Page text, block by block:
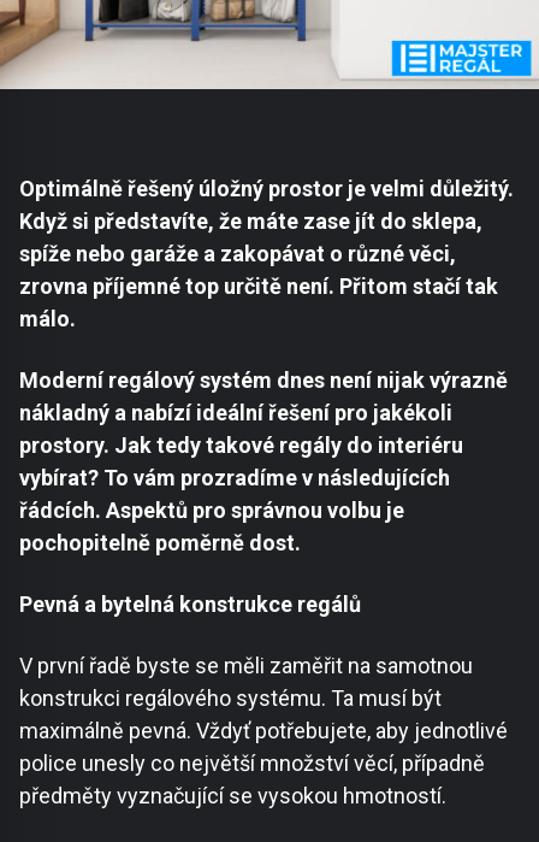
Optimálně řešený úložný prostor je velmi důležitý.
Když si představíte, že máte zase jít do sklepa,
spíže nebo garáže a zakopávat o různé věci,
zrovna příjemné top určitě není. Přitom stačí tak
málo.
Moderní regálový systém dnes není nijak výrazně
nákladný a nabízí ideální řešení pro jakékoli
prostory. Jak tedy takové regály do interiéru
vybírat? To vám prozradíme v následujících
řádcích. Aspektů pro správnou volbu je
pochopitelně poměrně dost.
Pevná a bytelná konstrukce regálů
V první řadě byste se měli zaměřit na samotnou
konstrukci regálového systému. Ta musí být
maximálně pevná. Vždyť potřebujete, aby jednotlivé
police unesly co největší množství věcí, případně
předměty vyznačující se vysokou hmotností.